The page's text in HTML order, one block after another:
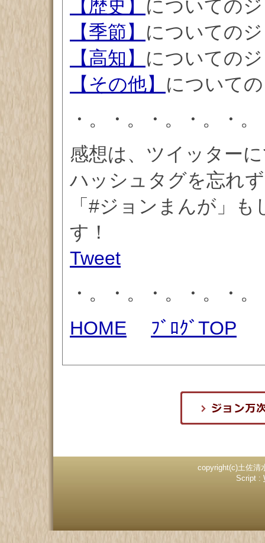
【歴史】 についての
【季節】 についての
【高知】 についての
【その他】 について
・。・。・。・。・
感想は、ツイッター
ハッシュタグを忘れ
「#ジョンまんが」
す！
Tweet
・。・。・。・。・
HOME
ﾌﾞﾛｸﾞTOP
copyright(c)土佐清
Script :